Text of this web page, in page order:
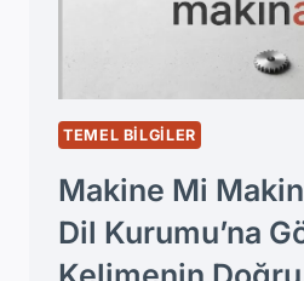
VE
ANALIZLERI
TEMEL BILGILER
Makine Mi
Dil Kurumu’na